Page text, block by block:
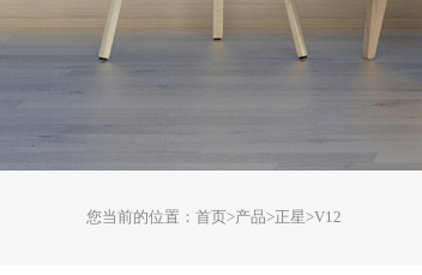
案例
您当前的位置： 首页>产品>正星>V12